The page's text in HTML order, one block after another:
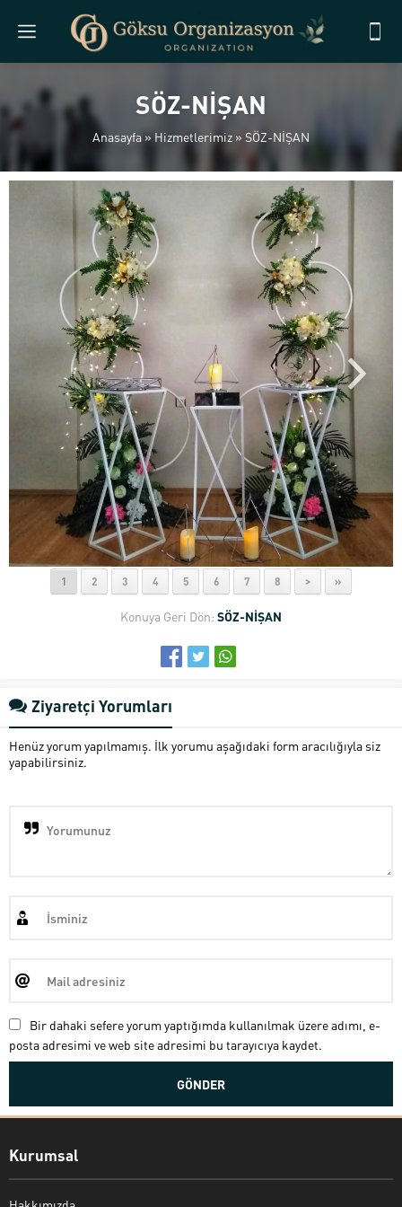
SÖZ-NİŞAN
Anasayfa »Hizmetlerimiz » SÖZ-NİŞAN
1 2 3 4 5 6 7 8 > »
Konuya Geri Dön: SÖZ-NİŞAN
Ziyaretçi Yorumları
Henüz yorum yapılmamış. İlk yorumu aşağıdaki form aracılığıyla siz
yapabilirsiniz.
Bir dahaki sefere yorum yaptığımda kullanılmak üzere adımı, e-
posta adresimi ve web site adresimi bu tarayıcıya kaydet.
Kurumsal